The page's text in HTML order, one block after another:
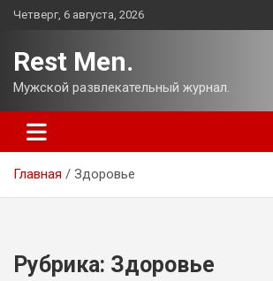
Перейти
Четверг, 6 августа, 2026
Rest Men.
Мужской развлекательный журнал.
Главная Здоровье
Рубрика: Здоровье